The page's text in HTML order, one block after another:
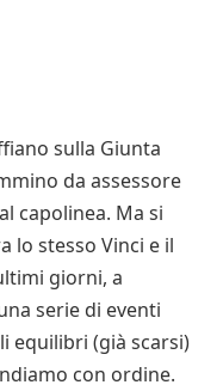
sulla Giunta
da assessore
capolinea. Ma si
lo stesso Vinci e il
giorni, a
serie di eventi
equilibri (già scarsi)
con ordine.